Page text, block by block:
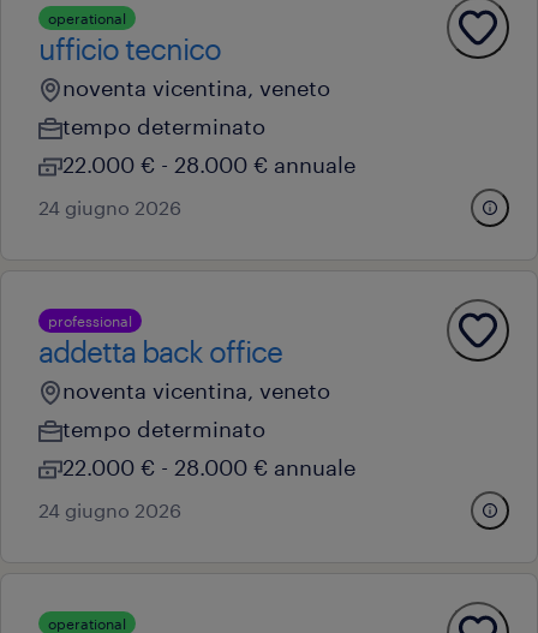
operational
ufficio tecnico
noventa vicentina, veneto
tempo determinato
22.000 € - 28.000 € annuale
24 giugno 2026
professional
addetta back office
noventa vicentina, veneto
tempo determinato
22.000 € - 28.000 € annuale
24 giugno 2026
operational